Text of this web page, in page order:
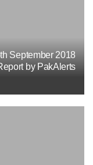
September 2018
by PakAlerts